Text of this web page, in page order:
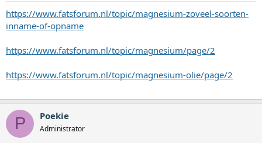
https://www.fatsforum.nl/topic/magnesium-zoveel-soorten-
inname-of-opname
https://www.fatsforum.nl/topic/magnesium/page/2
https://www.fatsforum.nl/topic/magnesium-olie/page/2
P Poekie
Administrator